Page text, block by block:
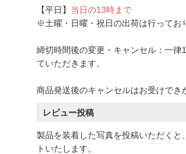
【平日】 当日の13時まで
※土曜・日曜・祝日の出荷は行ってお
締切時間後の変更・キャンセル：一
ていただきます。
商品発送後のキャンセルはお受けでき
レビュー投稿
製品を装着した写真を投稿いただくと
トいたします。